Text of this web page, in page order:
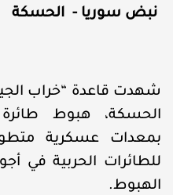
نبض سوريا - الحسكة
شهدت قاعدة “خراب
الحسكة، هبوط
بمعدات عسكرية
للطائرات الحربية في
الهبوط.